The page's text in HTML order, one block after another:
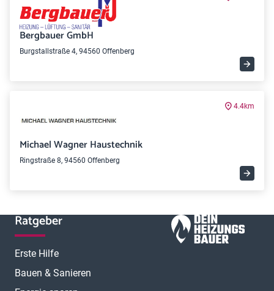
Bergbauer GmbH
Burgstallstraße 4, 94560 Offenberg
4.4km
Michael Wagner Haustechnik
Ringstraße 8, 94560 Offenberg
Ratgeber
Erste Hilfe
Bauen & Sanieren